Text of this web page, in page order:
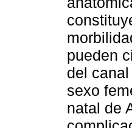
pueden
del
sexo
natal de